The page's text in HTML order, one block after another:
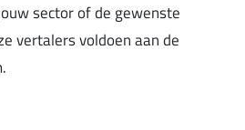
sector of de gewenste
vertalers voldoen aan de